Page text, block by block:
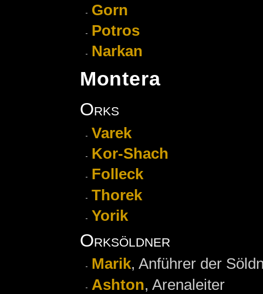
Gorn
Potros
Narkan
Montera
Orks
Varek
Kor-Shach
Folleck
Thorek
Yorik
Orksöldner
Marik, Anführer der
Ashton, Arenaleiter